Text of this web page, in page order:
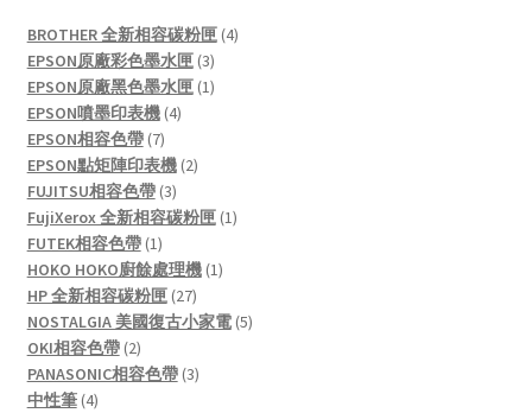
BROTHER 全新相容碳粉匣 44
EPSON原廠彩色墨水匣 33
products
EPSON原廠黑色墨水匣 11
EPSON噴墨印表機 44
EPSON相容色帶 77
products
EPSON點矩陣印表機 22
FUJITSU相容色帶 33
products
FujiXerox 全新相容碳粉匣 11
FUTEK相容色帶 11
product
HOKO HOKO廚餘處理機 11
HP 全新相容碳粉匣 2727
products
NOSTALGIA 美國復古小家電 55
OKI相容色帶 22
products
PANASONIC相容色帶 33
中性筆 44